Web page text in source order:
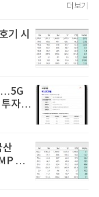
더보기
기 시
…5G
자
산
상